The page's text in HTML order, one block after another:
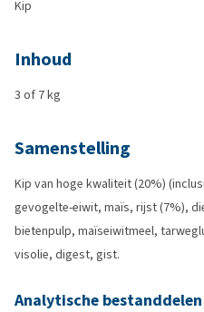
Kip
Inhoud
3 of 7 kg
Samenstelling
Kip van hoge kwaliteit (20%)
gevogelte-eiwit, maïs, rijst (7%),
bietenpulp, maïseiwitmeel,
visolie, digest, gist.
Analytische bestanddelen